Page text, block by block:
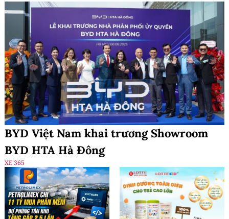
BYD Việt Nam khai trương Showroom
BYD HTA Hà Đông
XE 365